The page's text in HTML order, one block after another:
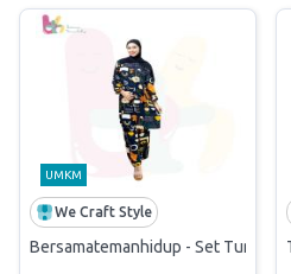
UMKM
We Craft Style
Bersamatemanhidup - Set Tunic